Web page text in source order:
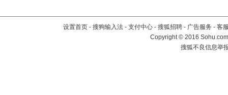
设置首页 - 搜狗输入法 - 支付中心 - 搜狐招聘 - 广告服务 - 客
Copyright©2016
搜狐不良信息举